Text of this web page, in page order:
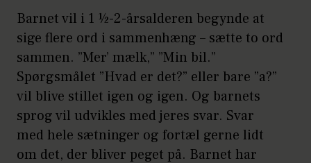
Barnet vil i 1 ½-2-årsalderen begynde at
sige flere ord i sammenhæng – sætte to ord
sammen. ”Mer’ mælk,” ”Min bil.”
Spørgsmålet ”Hvad er det?” eller bare ”a?”
vil blive stillet igen og igen. Og barnets
sprog vil udvikles med jeres svar. Svar
med hele sætninger og fortæl gerne lidt
om det, der bliver peget på. Barnet har